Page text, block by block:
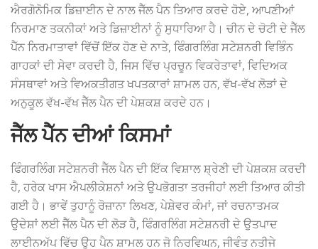
ਐਰਗੋਨੋਮਿਕ ਡਿਜ਼ਾਈਨ ਦੇ ਨਾਲ ਜੈੱਲ ਪੈਨ ਤਿਆਰ ਕਰਦੇ ਹੋਏ, ਆਪਣੀਆਂ
ਨਿਰਮਾਣ ਤਕਨੀਕਾਂ ਅਤੇ ਡਿਜ਼ਾਈਨਾਂ ਨੂੰ ਸੁਧਾਰਿਆ ਹੈ। ਚੀਨ ਦੇ ਚੋਟੀ ਦੇ ਜੈੱਲ
ਪੈੱਨ ਨਿਰਮਾਤਾਵਾਂ ਵਿੱਚੋਂ ਇੱਕ ਹੋਣ ਦੇ ਨਾਤੇ, ਫਿੰਗਰਲਿੰਗ ਸਟੇਸ਼ਨਰੀ ਵਿਭਿੰਨ
ਗਾਹਕਾਂ ਦੀ ਸੇਵਾ ਕਰਦੀ ਹੈ, ਜਿਸ ਵਿੱਚ ਪ੍ਰਚੂਨ ਵਿਕਰੇਤਾਵਾਂ, ਵਿਦਿਅਕ
ਸੰਸਥਾਵਾਂ ਅਤੇ ਵਿਅਕਤੀਗਤ ਖਪਤਕਾਰਾਂ ਸ਼ਾਮਲ ਹਨ, ਵੱਖ-ਵੱਖ ਲੋੜਾਂ ਦੇ
ਅਨੁਕੂਲ ਵੱਖ-ਵੱਖ ਜੈੱਲ ਪੈਨ ਦੀ ਪੇਸ਼ਕਸ਼ ਕਰਦੇ ਹਨ।
ਜੈੱਲ ਪੈੱਨ ਦੀਆਂ ਕਿਸਮਾਂ
ਫਿੰਗਰਲਿੰਗ ਸਟੇਸ਼ਨਰੀ ਜੈੱਲ ਪੈਨ ਦੀ ਇੱਕ ਵਿਸ਼ਾਲ ਸ਼੍ਰੇਣੀ ਦੀ ਪੇਸ਼ਕਸ਼ ਕਰਦੀ
ਹੈ, ਹਰੇਕ ਖਾਸ ਐਪਲੀਕੇਸ਼ਨਾਂ ਅਤੇ ਉਪਭੋਗਤਾ ਤਰਜੀਹਾਂ ਲਈ ਤਿਆਰ ਕੀਤੀ
ਗਈ ਹੈ। ਭਾਵੇਂ ਤੁਹਾਨੂੰ ਰੋਜ਼ਾਨਾ ਲਿਖਣ, ਪੇਸ਼ੇਵਰ ਕੰਮਾਂ, ਜਾਂ ਰਚਨਾਤਮਕ
ਉਦੇਸ਼ਾਂ ਲਈ ਜੈੱਲ ਪੈਨ ਦੀ ਲੋੜ ਹੈ, ਫਿੰਗਰਲਿੰਗ ਸਟੇਸ਼ਨਰੀ ਦੇ ਉਤਪਾਦ
ਲਾਈਨਅੱਪ ਵਿੱਚ ਉਹ ਪੈਨ ਸ਼ਾਮਲ ਹਨ ਜੋ ਨਿਰਵਿਘਨ, ਜੀਵੰਤ ਨਤੀਜੇ